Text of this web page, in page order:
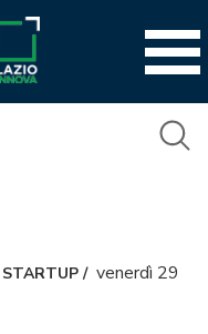
STARTUP/ venerdì 29